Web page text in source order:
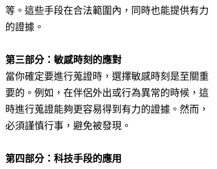
等。這些手段在合法範圍內，同時也能提供有力
的證據。
第三部分：敏感時刻的應對
當你確定要進行蒐證時，選擇敏感時刻是至關重
要的。例如，在伴侶外出或行為異常的時候，這
時進行蒐證能夠更容易得到有力的證據。然而，
必須謹慎行事，避免被發現。
第四部分：科技手段的應用